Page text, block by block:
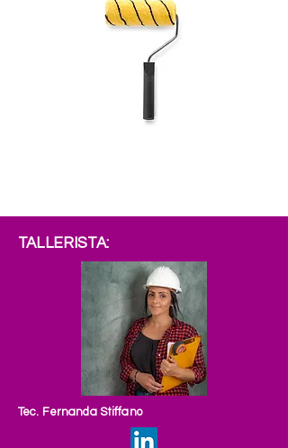
TALLERISTA:
Tec. Fernanda Stiffano